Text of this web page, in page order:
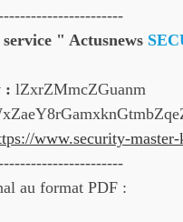
" Actusnews
: lZxrZMmcZGuanm
www.security-master-
au format PDF :